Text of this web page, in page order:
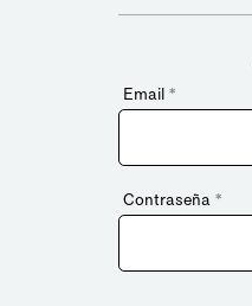
Email *
Contraseña *